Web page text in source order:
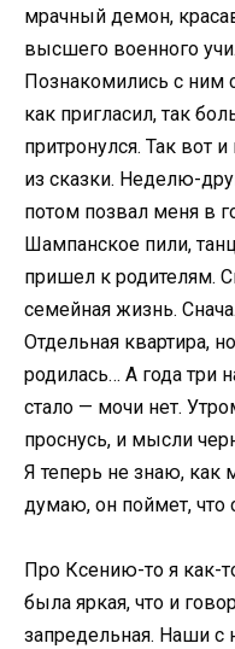
мрачный демон,
высшего военного
Познакомились с ним
как пригласил, так
притронулся. Так вот
из сказки. Неделю-
потом позвал меня в
Шампанское пили,
пришел к родителям.
семейная жизнь.
Отдельная квартира,
родилась… А года три
стало — мочи нет.
проснусь, и мысли
Я теперь не знаю, как
думаю, он поймет, что
Про Ксению-то я как-
была яркая, что и
запредельная. Наши с